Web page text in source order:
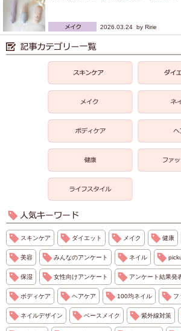
2026.03.24 by Ririe
スキンケア ダイエット メイク 健康
美容 みんなのアンケート ネイル
保湿 女性向けアンケート アンケート結果発
ボディケア ヘアケア 100均ネイル フ
ネイルデザイン ベースメイク 紫外線対策